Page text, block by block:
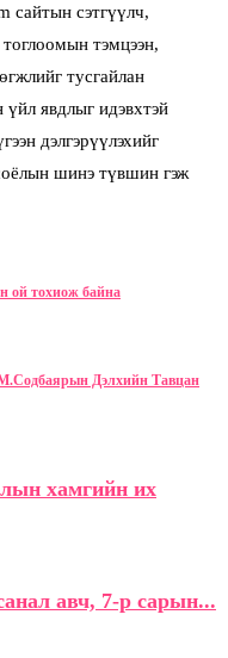
сайтын сэтгүүлч,
тэмцээн,
тусгайлан
явдлыг идэвхтэй
дэлгэрүүлэхийг
шинэ түвшин гэж
ой тохиож байна
Дэлхийн Тавцан
хамгийн их
авч, 7-р сарын...